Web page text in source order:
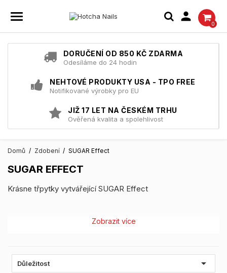

0
DORUČENÍ OD 850 KČ ZDARMA
Odesíláme do 24 hodin
NEHTOVÉ PRODUKTY USA - TPO FREE
Notifikované výrobky pro EU
JIŽ 17 LET NA ČESKÉM TRHU
Ověřená kvalita a spolehlivost
Domů Zdobení SUGAR Effect
SUGAR EFFECT
Krásne třpytky vytvářející SUGAR Effect
Zobrazit více
Důležitost 